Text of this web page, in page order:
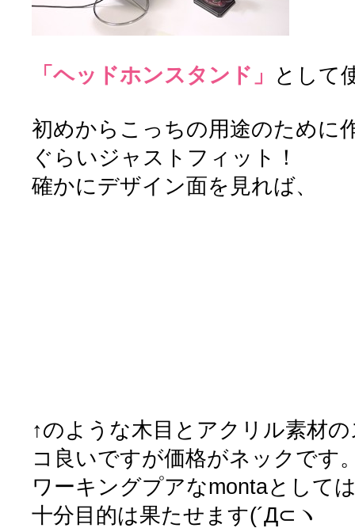
「ヘッドホンスタンド」 として
初めからこっちの用途のために
ぐらいジャストフィット！
確かにデザイン面を見れば、
↑のような木目とアクリル素材
コ良いですが価格がネックです
ワーキングプアなmontaとして
十分目的は果たせます(´Д⊂ヽ